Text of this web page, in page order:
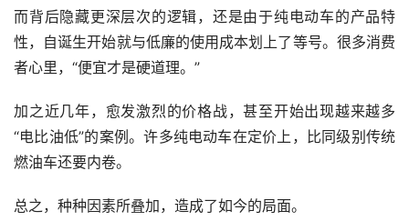
而背后隐藏更深层次的逻辑，还是由于纯电动车的产品特
性，自诞生开始就与低廉的使用成本划上了等号。很多消费
者心里，“便宜才是硬道理。”
加之近几年，愈发激烈的价格战，甚至开始出现越来越多
“电比油低”的案例。许多纯电动车在定价上，比同级别传统
燃油车还要内卷。
总之，种种因素所叠加，造成了如今的局面。